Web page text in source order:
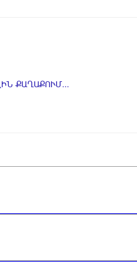
ՔԱՂԱՔՈՒՄ...